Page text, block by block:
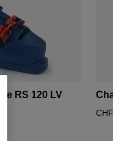
aérodynamiques
avec l'équipe de
Ensemble, nous
plus
soufflerie qu'est
technologie
dans l'air et
RS 120 LV